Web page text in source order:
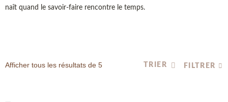
naît quand le savoir-faire rencontre le temps.
Afficher tous les résultats de 5 FILTRER